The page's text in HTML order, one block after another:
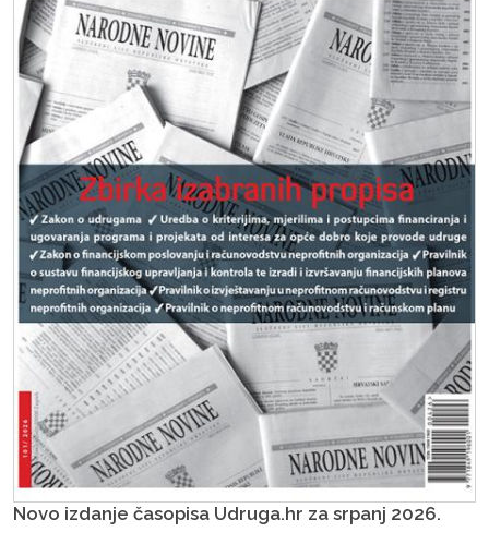
Novo izdanje časopisa Udruga.hr za srpanj 2026.